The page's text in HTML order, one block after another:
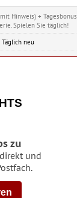
Hinweis) + Tagesbonus
Spielen Sie täglich!
neu
zu
direkt und